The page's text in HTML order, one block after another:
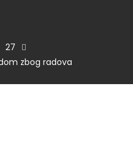
27
zbog radova